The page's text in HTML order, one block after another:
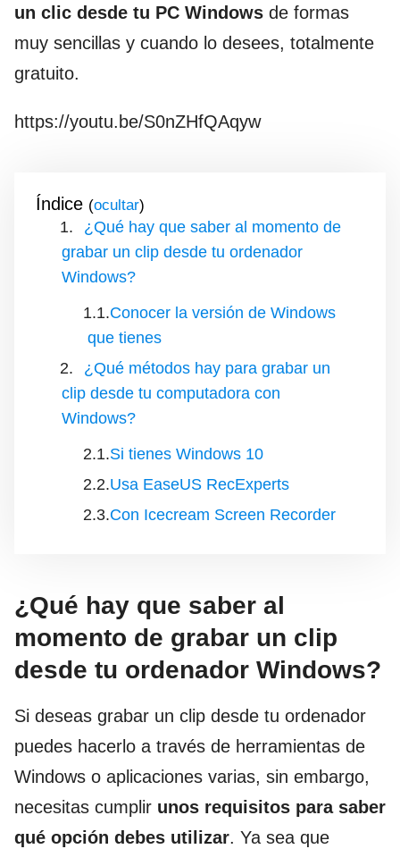
un clic desde tu PC Windows de formas
muy sencillas y cuando lo desees, totalmente
gratuito.
https://youtu.be/S0nZHfQAqyw
Índice ( )
¿Qué hay que saber al momento de
grabar un clip desde tu ordenador
Windows?
Conocer la versión de Windows
que tienes
¿Qué métodos hay para grabar un
clip desde tu computadora con
Windows?
Si tienes Windows 10
Usa EaseUS RecExperts
Con Icecream Screen Recorder
¿Qué hay que saber al
momento de grabar un clip
desde tu ordenador Windows?
Si deseas grabar un clip desde tu ordenador
puedes hacerlo a través de herramientas de
Windows o aplicaciones varias, sin embargo,
necesitas cumplir unos requisitos para saber
qué opción debes utilizar. Ya sea que